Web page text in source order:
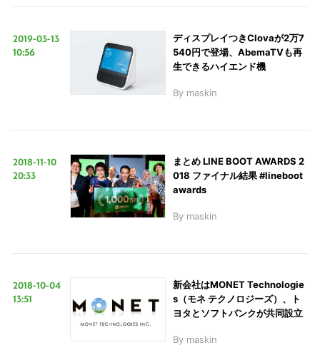
2019-03-13
10:56
ディスプレイつきClovaが2万7
540円で登場、AbemaTVも再
生できるハイエンド機
By maskin
2018-11-10
20:33
まとめ LINE BOOT AWARDS 2
018 ファイナル結果 #lineboot
awards
By maskin
2018-10-04
13:51
新会社はMONET Technologie
s（モネ テクノロジーズ）、ト
ヨタとソフトバンクが共同設立
By maskin